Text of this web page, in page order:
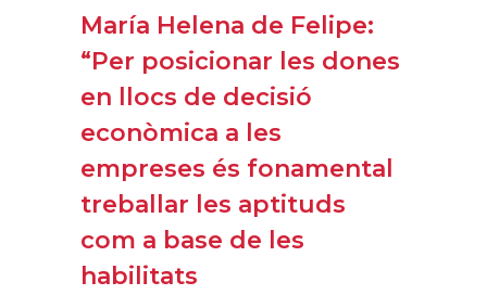
María Helena de Felipe:
“Per posicionar les dones
en llocs de decisió
econòmica a les
empreses és fonamental
treballar les aptituds
com a base de les
habilitats